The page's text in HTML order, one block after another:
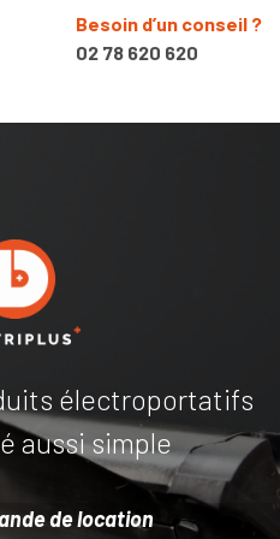
Besoin d’un conseil ?
02 78 620 620
électroportatifs
aussi simple
de location